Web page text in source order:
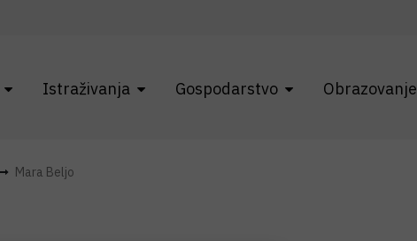
Istraživanja Gospodarstvo Obrazovanje
Mara Beljo